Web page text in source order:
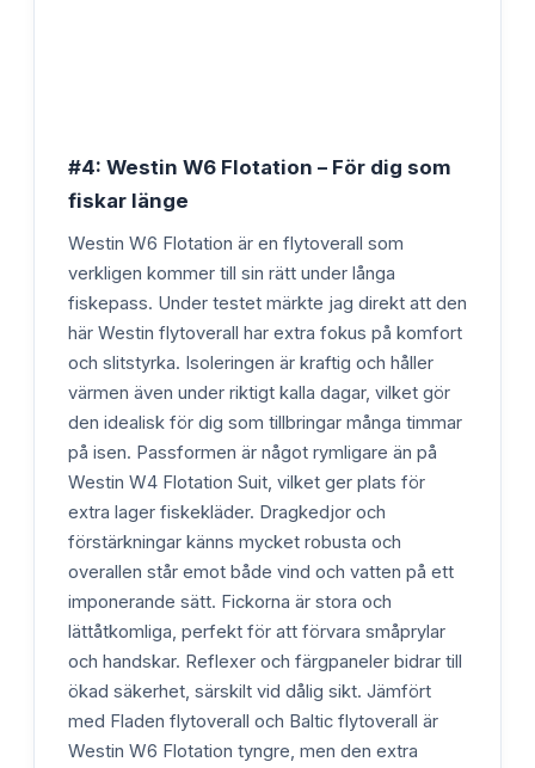
#4: Westin W6 Flotation – För dig som
fiskar länge
Westin W6 Flotation är en flytoverall som
verkligen kommer till sin rätt under långa
fiskepass. Under testet märkte jag direkt att den
här Westin flytoverall har extra fokus på komfort
och slitstyrka. Isoleringen är kraftig och håller
värmen även under riktigt kalla dagar, vilket gör
den idealisk för dig som tillbringar många timmar
på isen. Passformen är något rymligare än på
Westin W4 Flotation Suit, vilket ger plats för
extra lager fiskekläder. Dragkedjor och
förstärkningar känns mycket robusta och
overallen står emot både vind och vatten på ett
imponerande sätt. Fickorna är stora och
lättåtkomliga, perfekt för att förvara småprylar
och handskar. Reflexer och färgpaneler bidrar till
ökad säkerhet, särskilt vid dålig sikt. Jämfört
med Fladen flytoverall och Baltic flytoverall är
Westin W6 Flotation tyngre, men den extra